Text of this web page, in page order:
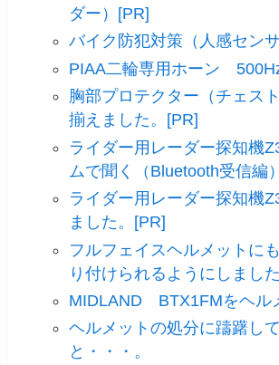
ダー）[PR]
バイク防犯対策（人感セン
PIAA二輪専用ホーン
胸部プロテクター（チェス
揃えました。[PR]
ライダー用レーダー探知機
ムで聞く（Bluetooth受信編）
ライダー用レーダー探知機
ました。[PR]
フルフェイスヘルメットに
り付けられるようにしまし
MIDLAND BTX1FMをヘル
ヘルメットの処分に躊躇し
と・・・。